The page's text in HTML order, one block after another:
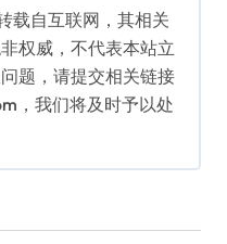
载自互联网，其相关
权威，不代表本站立
题，请提交相关链接
，我们将及时予以处